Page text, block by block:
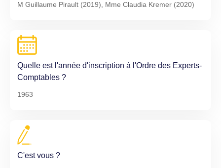
M Guillaume Pirault (2019), Mme Claudia Kremer (2020)
Quelle est l'année d'inscription à l'Ordre des Experts-
Comptables ?
1963
C'est vous ?